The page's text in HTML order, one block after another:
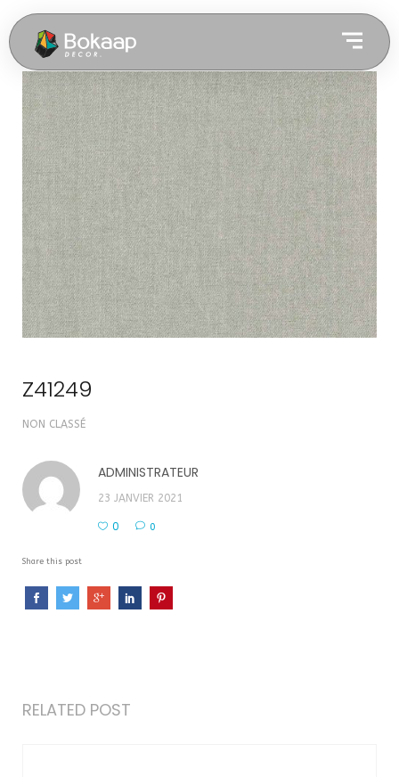
Z41249
NON CLASSÉ
ADMINISTRATEUR
23 JANVIER 2021
0 0
Share this post
RELATED POST